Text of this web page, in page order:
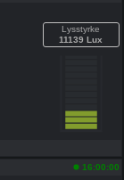
Lysstyrke
11139 Lux
16:00:00